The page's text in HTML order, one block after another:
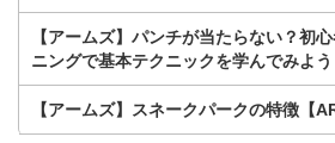
【アームズ】パンチが当たらない？初
ニングで基本テクニックを学んでみよう
【アームズ】スネークパークの特徴【